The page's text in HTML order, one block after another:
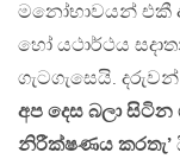
මනෝභාවයන් එකී
හෝ යථාර්ථය
ගැටගැසෙයි.
අප දෙස බලා
නිරීක්ෂණය කරතැ’